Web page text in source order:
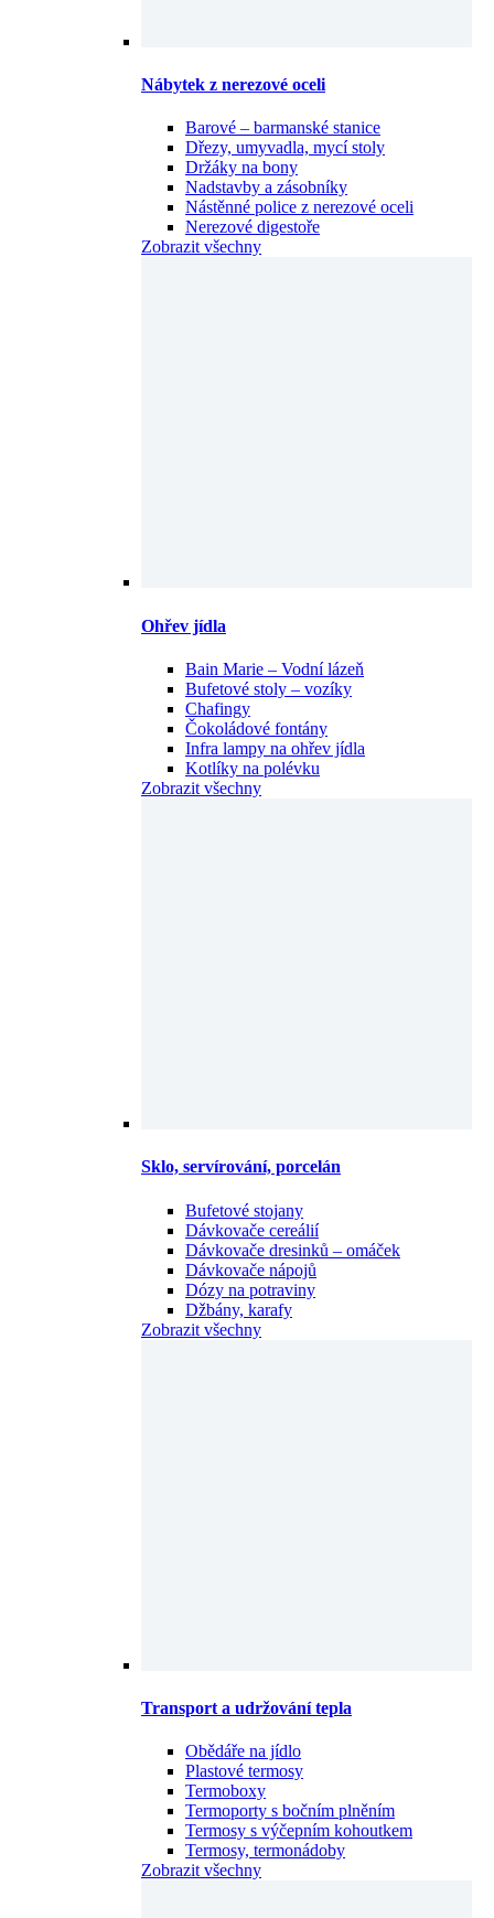
Nábytek z nerezové oceli
Barové – barmanské stanice
Dřezy, umyvadla, mycí stoly
Držáky na bony
Nadstavby a zásobníky
Nástěnné police z nerezové oceli
Nerezové digestoře
Zobrazit všechny
Ohřev jídla
Bain Marie – Vodní lázeň
Bufetové stoly – vozíky
Chafingy
Čokoládové fontány
Infra lampy na ohřev jídla
Kotlíky na polévku
Zobrazit všechny
Sklo, servírování, porcelán
Bufetové stojany
Dávkovače cereálií
Dávkovače dresinků – omáček
Dávkovače nápojů
Dózy na potraviny
Džbány, karafy
Zobrazit všechny
Transport a udržování tepla
Obědáře na jídlo
Plastové termosy
Termoboxy
Termoporty s bočním plněním
Termosy s výčepním kohoutkem
Termosy, termonádoby
Zobrazit všechny